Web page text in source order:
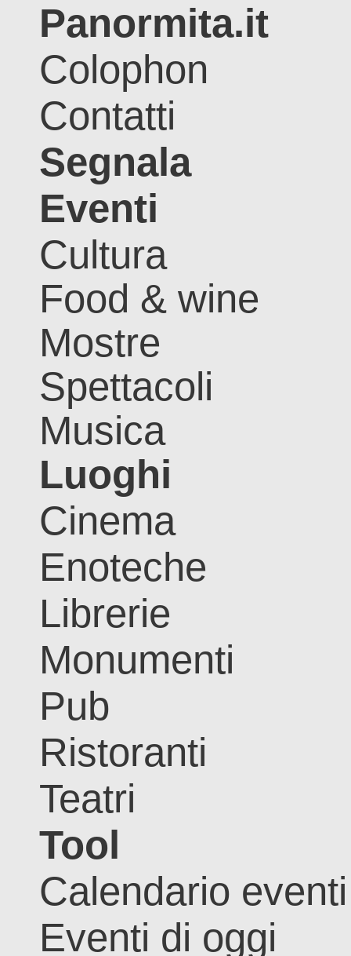
Panormita.it
Colophon
Contatti
Segnala
Eventi
Cultura
Food & wine
Mostre
Spettacoli
Musica
Luoghi
Cinema
Enoteche
Librerie
Monumenti
Pub
Ristoranti
Teatri
Tool
Calendario eventi
Eventi di oggi